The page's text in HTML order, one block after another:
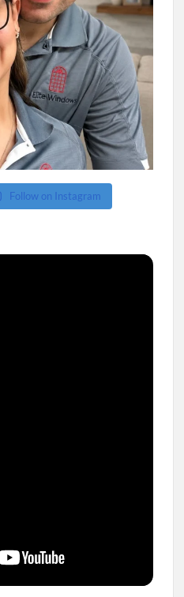
Follow on Instagram